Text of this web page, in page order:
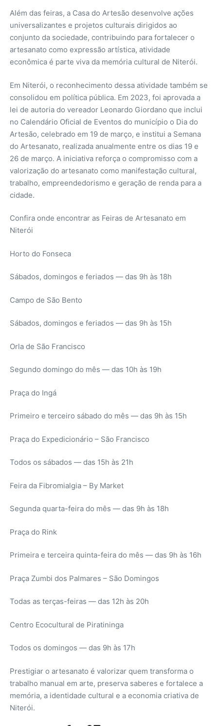
Além das feiras, a Casa do Artesão desenvolve ações
universalizantes e projetos culturais dirigidos ao
conjunto da sociedade, contribuindo para fortalecer o
artesanato como expressão artística, atividade
econômica é parte viva da memória cultural de Niterói.
Em Niterói, o reconhecimento dessa atividade também se
consolidou em política pública. Em 2023, foi aprovada a
lei de autoria do vereador Leonardo Giordano que inclui
no Calendário Oficial de Eventos do município o Dia do
Artesão, celebrado em 19 de março, e institui a Semana
do Artesanato, realizada anualmente entre os dias 19 e
26 de março. A iniciativa reforça o compromisso com a
valorização do artesanato como manifestação cultural,
trabalho, empreendedorismo e geração de renda para a
cidade.
Confira onde encontrar as Feiras de Artesanato em
Niterói
Horto do Fonseca
Sábados, domingos e feriados — das 9h às 18h
Campo de São Bento
Sábados, domingos e feriados — das 9h às 15h
Orla de São Francisco
Segundo domingo do mês — das 10h às 19h
Praça do Ingá
Primeiro e terceiro sábado do mês — das 9h às 15h
Praça do Expedicionário – São Francisco
Todos os sábados — das 15h às 21h
Feira da Fibromialgia – By Market
Segunda quarta-feira do mês — das 9h às 18h
Praça do Rink
Primeira e terceira quinta-feira do mês — das 9h às 16h
Praça Zumbi dos Palmares – São Domingos
Todas as terças-feiras — das 12h às 20h
Centro Ecocultural de Piratininga
Todos os domingos — das 9h às 17h
Prestigiar o artesanato é valorizar quem transforma o
trabalho manual em arte, preserva saberes e fortalece a
memória, a identidade cultural e a economia criativa de
Niterói.